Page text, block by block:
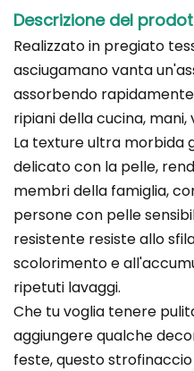
Descrizione del
Realizzato in pregiato
asciugamano vanta
assorbendo
ripiani della cucina,
La texture ultra morbida
delicato con la pelle,
membri della famiglia,
persone con pelle
resistente resiste allo
scolorimento e
ripetuti lavaggi.
Che tu voglia tenere
aggiungere qualche
feste, questo